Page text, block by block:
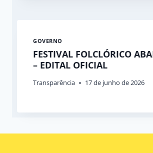
GOVERNO
FESTIVAL FOLCLÓRICO
– EDITAL OFICIAL
Transparência 17 de junho de 2026